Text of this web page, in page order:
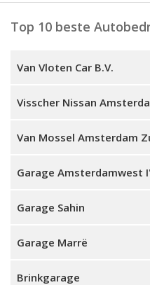
Top 10 beste
Van Vloten Car B.V.
Visscher Nissan
Van Mossel Amsterdam
Garage Amsterdamwest
Garage Sahin
Garage Marrë
Brinkgarage